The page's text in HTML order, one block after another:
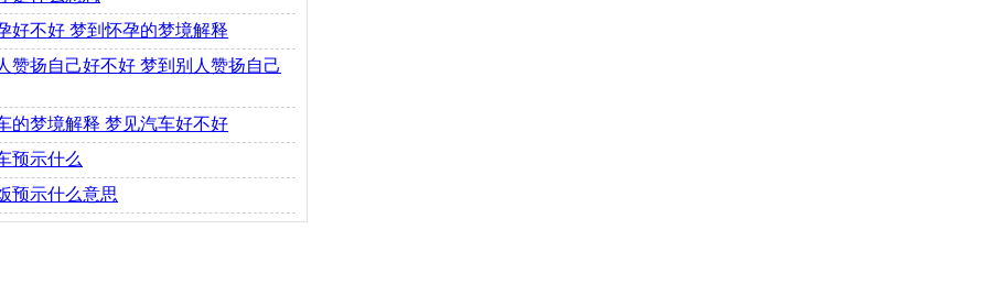
好不好 梦到怀孕的梦境解释
赞扬自己好不好 梦到别人赞扬自己
的梦境解释 梦见汽车好不好
预示什么
预示什么意思